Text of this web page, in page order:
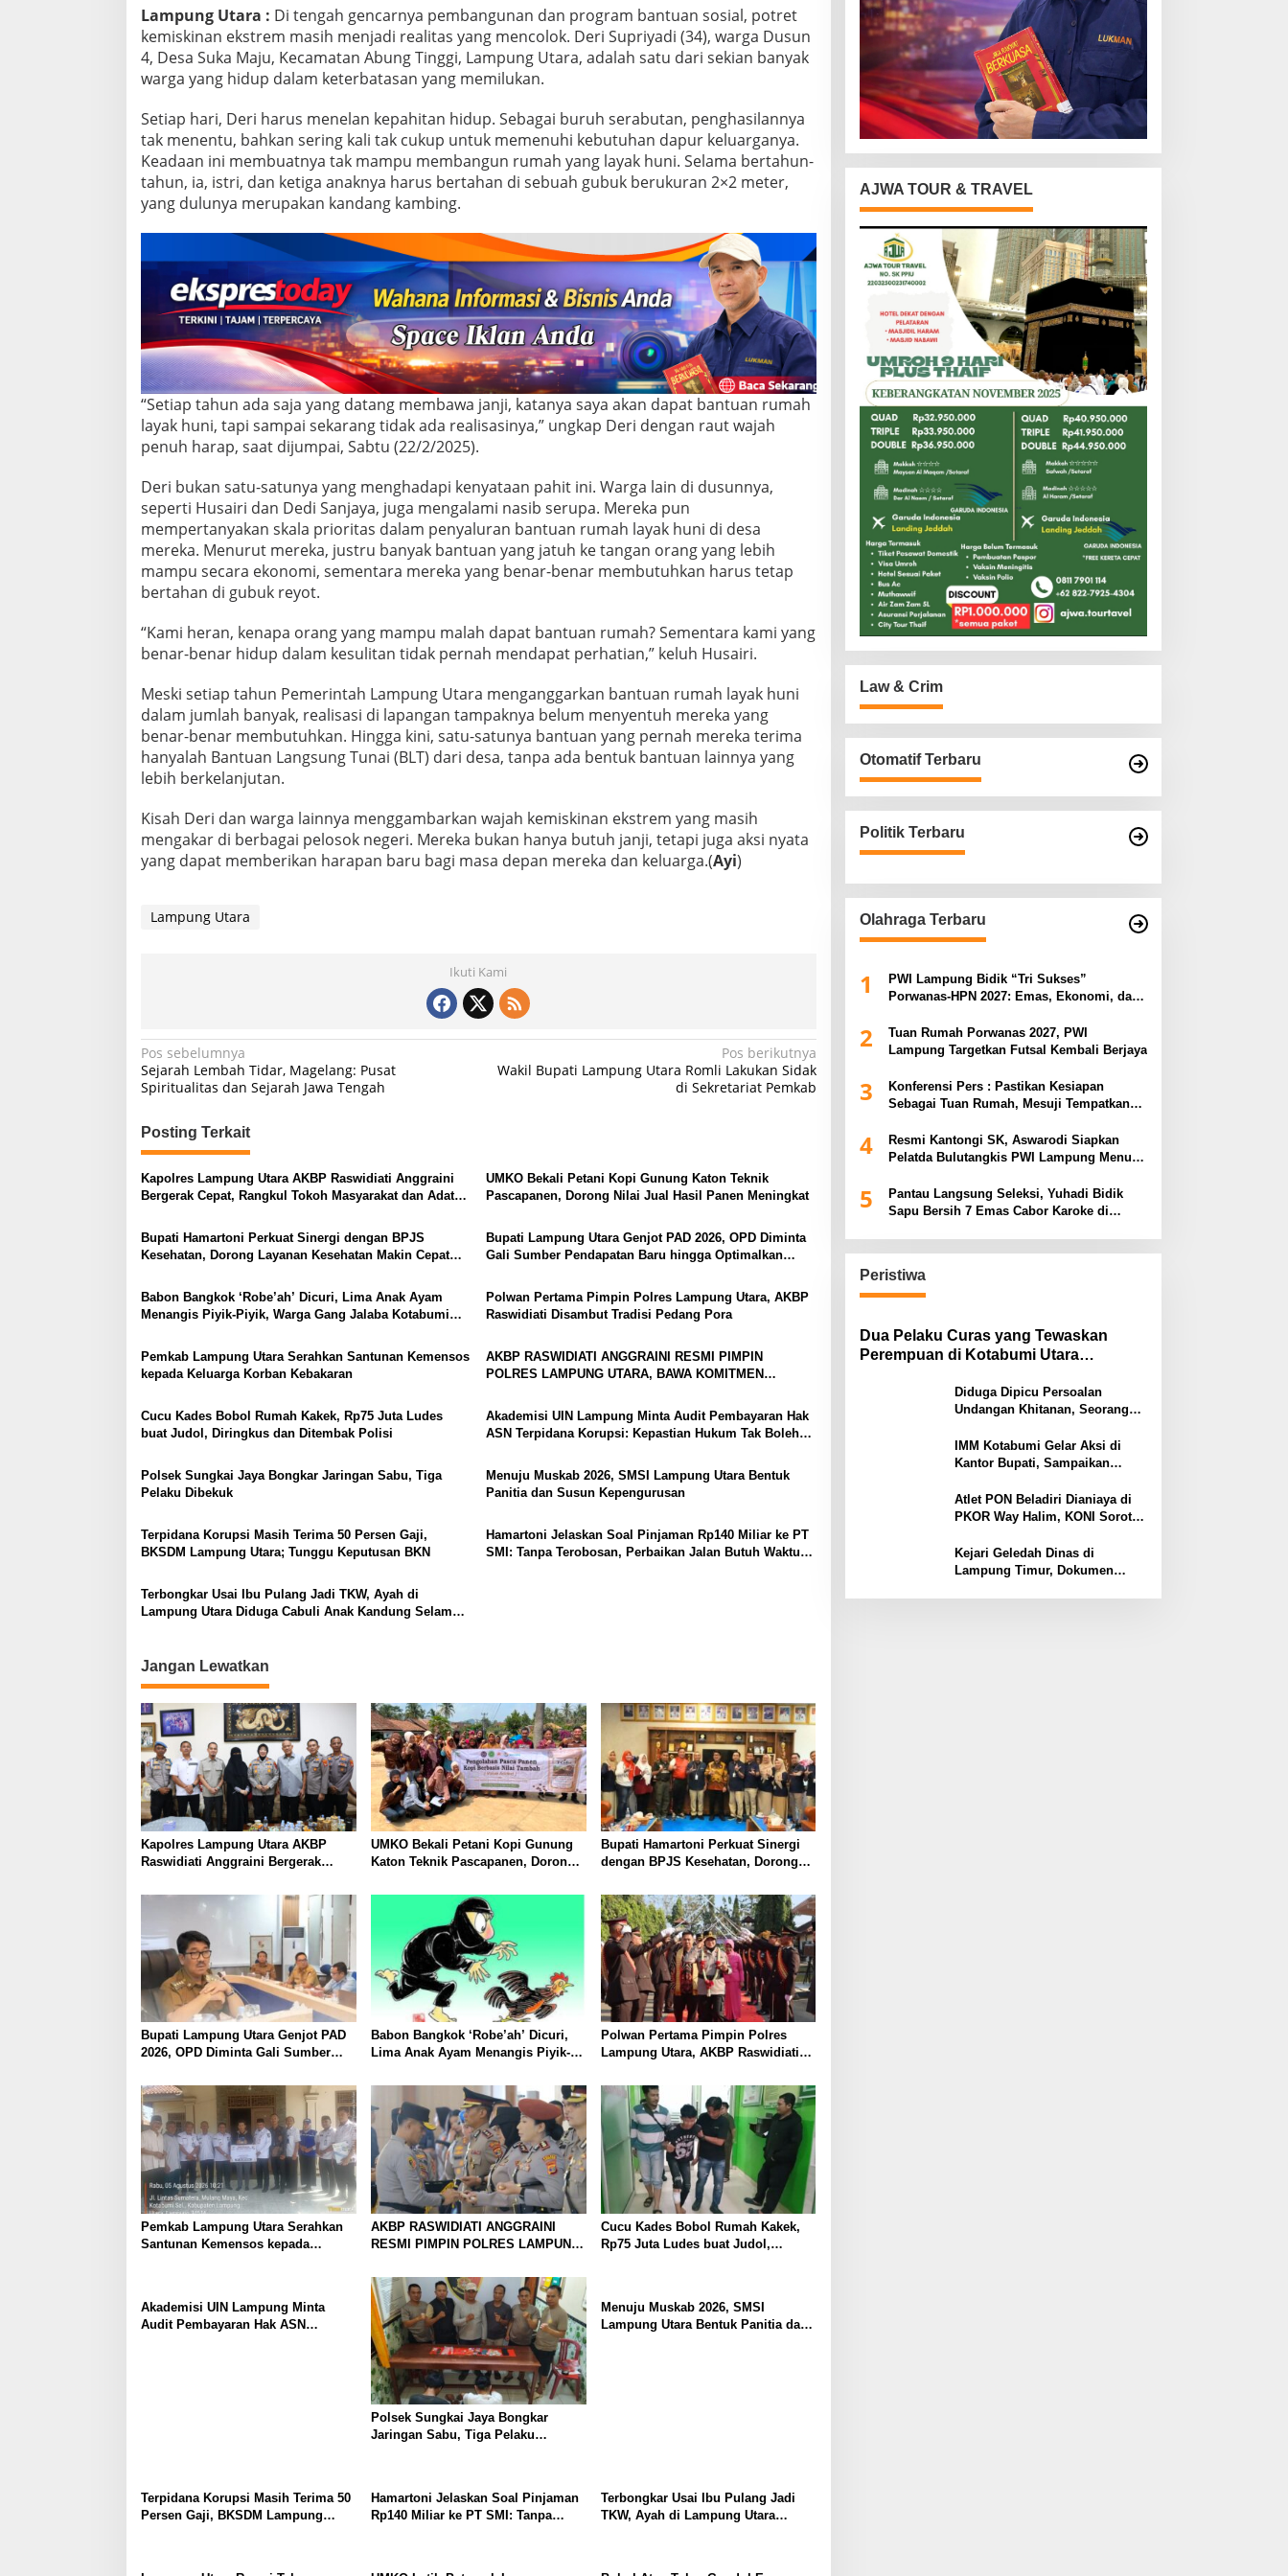
a
r
a
:
r
a
p
a
n
y
a
g
S
e
l
a
l
u
K
a
n
a
Lampung Utara : Di tengah gencarnya pembangunan dan program bantuan sosial, potret
kemiskinan ekstrem masih menjadi realitas yang mencolok. Deri Supriyadi (34), warga Dusun
4, Desa Suka Maju, Kecamatan Abung Tinggi, Lampung Utara, adalah satu dari sekian banyak
warga yang hidup dalam keterbatasan yang memilukan.
Setiap hari, Deri harus menelan kepahitan hidup. Sebagai buruh serabutan, penghasilannya
tak menentu, bahkan sering kali tak cukup untuk memenuhi kebutuhan dapur keluarganya.
Keadaan ini membuatnya tak mampu membangun rumah yang layak huni. Selama bertahun-
tahun, ia, istri, dan ketiga anaknya harus bertahan di sebuah gubuk berukuran 2×2 meter,
yang dulunya merupakan kandang kambing.
“Setiap tahun ada saja yang datang membawa janji, katanya saya akan dapat bantuan rumah
layak huni, tapi sampai sekarang tidak ada realisasinya,” ungkap Deri dengan raut wajah
penuh harap, saat dijumpai, Sabtu (22/2/2025).
Deri bukan satu-satunya yang menghadapi kenyataan pahit ini. Warga lain di dusunnya,
seperti Husairi dan Dedi Sanjaya, juga mengalami nasib serupa. Mereka pun
mempertanyakan skala prioritas dalam penyaluran bantuan rumah layak huni di desa
mereka. Menurut mereka, justru banyak bantuan yang jatuh ke tangan orang yang lebih
mampu secara ekonomi, sementara mereka yang benar-benar membutuhkan harus tetap
bertahan di gubuk reyot.
“Kami heran, kenapa orang yang mampu malah dapat bantuan rumah? Sementara kami yang
benar-benar hidup dalam kesulitan tidak pernah mendapat perhatian,” keluh Husairi.
Meski setiap tahun Pemerintah Lampung Utara menganggarkan bantuan rumah layak huni
dalam jumlah banyak, realisasi di lapangan tampaknya belum menyentuh mereka yang
benar-benar membutuhkan. Hingga kini, satu-satunya bantuan yang pernah mereka terima
hanyalah Bantuan Langsung Tunai (BLT) dari desa, tanpa ada bentuk bantuan lainnya yang
lebih berkelanjutan.
Kisah Deri dan warga lainnya menggambarkan wajah kemiskinan ekstrem yang masih
mengakar di berbagai pelosok negeri. Mereka bukan hanya butuh janji, tetapi juga aksi nyata
yang dapat memberikan harapan baru bagi masa depan mereka dan keluarga.(Ayi)
Lampung Utara
Ikuti Kami
N
a
i
g
a
i
o
s
Pos sebelumnya
Sejarah Lembah Tidar, Magelang: Pusat
Spiritualitas dan Sejarah Jawa Tengah
Pos berikutnya
Wakil Bupati Lampung Utara Romli Lakukan Sidak
di Sekretariat Pemkab
Posting Terkait
Kapolres Lampung Utara AKBP Raswidiati Anggraini
Bergerak Cepat, Rangkul Tokoh Masyarakat dan Adat
UMKO Bekali Petani Kopi Gunung Katon Teknik
Pascapanen, Dorong Nilai Jual Hasil Panen Meningkat
Bupati Hamartoni Perkuat Sinergi dengan BPJS
Kesehatan, Dorong Layanan Kesehatan Makin Cepat
Bupati Lampung Utara Genjot PAD 2026, OPD Diminta
Gali Sumber Pendapatan Baru hingga Optimalkan
Babon Bangkok ‘Robe’ah’ Dicuri, Lima Anak Ayam
Menangis Piyik-Piyik, Warga Gang Jalaba Kotabumi
Polwan Pertama Pimpin Polres Lampung Utara, AKBP
Raswidiati Disambut Tradisi Pedang Pora
Pemkab Lampung Utara Serahkan Santunan Kemensos
kepada Keluarga Korban Kebakaran
AKBP RASWIDIATI ANGGRAINI RESMI PIMPIN
POLRES LAMPUNG UTARA, BAWA KOMITMEN
Cucu Kades Bobol Rumah Kakek, Rp75 Juta Ludes
buat Judol, Diringkus dan Ditembak Polisi
Akademisi UIN Lampung Minta Audit Pembayaran Hak
ASN Terpidana Korupsi: Kepastian Hukum Tak Boleh
Polsek Sungkai Jaya Bongkar Jaringan Sabu, Tiga
Pelaku Dibekuk
Menuju Muskab 2026, SMSI Lampung Utara Bentuk
Panitia dan Susun Kepengurusan
Terpidana Korupsi Masih Terima 50 Persen Gaji,
BKSDM Lampung Utara; Tunggu Keputusan BKN
Hamartoni Jelaskan Soal Pinjaman Rp140 Miliar ke PT
SMI: Tanpa Terobosan, Perbaikan Jalan Butuh Waktu
Terbongkar Usai Ibu Pulang Jadi TKW, Ayah di
Lampung Utara Diduga Cabuli Anak Kandung Selama
Jangan Lewatkan
Kapolres Lampung Utara AKBP
Raswidiati Anggraini Bergerak
dan Adat Perkuat Kamtibmas
UMKO Bekali Petani Kopi Gunung
Katon Teknik Pascapanen, Dorong
Bupati Hamartoni Perkuat Sinergi
dengan BPJS Kesehatan, Dorong
dan Mudah
Bupati Lampung Utara Genjot PAD
2026, OPD Diminta Gali Sumber
Optimalkan PBB-P2
Babon Bangkok ‘Robe’ah’ Dicuri,
Lima Anak Ayam Menangis Piyik-
Heboh
Polwan Pertama Pimpin Polres
Lampung Utara, AKBP Raswidiati
Pemkab Lampung Utara Serahkan
Santunan Kemensos kepada
AKBP RASWIDIATI ANGGRAINI
RESMI PIMPIN POLRES LAMPUNG
PERKUAT KAMTIBMAS DAN
PELAYANAN PRESISI
Cucu Kades Bobol Rumah Kakek,
Rp75 Juta Ludes buat Judol,
Akademisi UIN Lampung Minta
Audit Pembayaran Hak ASN
Polsek Sungkai Jaya Bongkar
Jaringan Sabu, Tiga Pelaku
Menuju Muskab 2026, SMSI
Lampung Utara Bentuk Panitia dan
Terpidana Korupsi Masih Terima 50
Persen Gaji, BKSDM Lampung
Hamartoni Jelaskan Soal Pinjaman
Rp140 Miliar ke PT SMI: Tanpa
Terbongkar Usai Ibu Pulang Jadi
TKW, Ayah di Lampung Utara
AJWA TOUR & TRAVEL
Law & Crim
Otomatif Terbaru
Politik Terbaru
Olahraga Terbaru
1
PWI Lampung Bidik “Tri Sukses”
Porwanas-HPN 2027: Emas, Ekonomi, dan
2
Tuan Rumah Porwanas 2027, PWI
Lampung Targetkan Futsal Kembali Berjaya
3
Konferensi Pers : Pastikan Kesiapan
Sebagai Tuan Rumah, Mesuji Tempatkan
Piala Gubernur Lampung
4
Resmi Kantongi SK, Aswarodi Siapkan
Pelatda Bulutangkis PWI Lampung Menuju
5
Pantau Langsung Seleksi, Yuhadi Bidik
Sapu Bersih 7 Emas Cabor Karoke di
Peristiwa
Dua Pelaku Curas yang Tewaskan
Perempuan di Kotabumi Utara
Diduga Dipicu Persoalan
Undangan Khitanan, Seorang
Tertembak
IMM Kotabumi Gelar Aksi di
Kantor Bupati, Sampaikan
Pemkab Lampung Utara
Atlet PON Beladiri Dianiaya di
PKOR Way Halim, KONI Soroti
Kawasan
Kejari Geledah Dinas di
Lampung Timur, Dokumen